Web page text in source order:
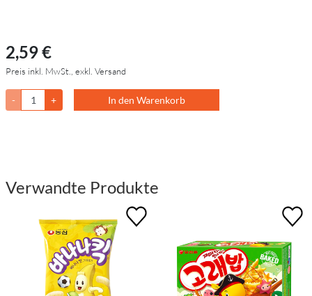
2,59 €
Preis inkl. MwSt., exkl. Versand
- + In den Warenkorb
Verwandte Produkte